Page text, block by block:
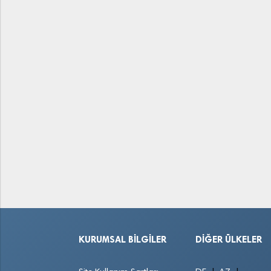
KURUMSAL BILGILER DIĞER ÜLKELER